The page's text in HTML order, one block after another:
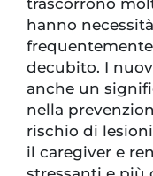
trascorrono
hanno
decubito. I
anche un
nella
rischio di
il caregiver e